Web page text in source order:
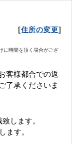
[住所の変更]
に時間を頂く場合がござ
客様都合での返
了承くださいま
します。
ます。